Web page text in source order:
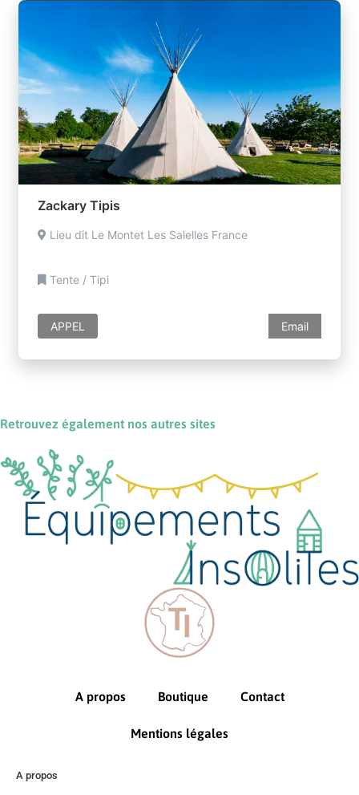
Zackary Tipis
Lieu dit Le Montet Les Salelles France
Tente / Tipi
APPEL Email
Retrouvez également nos autres sites
A propos Boutique Contact
Mentions légales
A propos